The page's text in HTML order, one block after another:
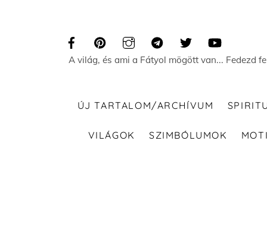
A világ, és ami a Fátyol mögött van... Fedezd
ÚJ TARTALOM/ARCHÍVUM
VILÁGOK SZIMBÓLUMOK